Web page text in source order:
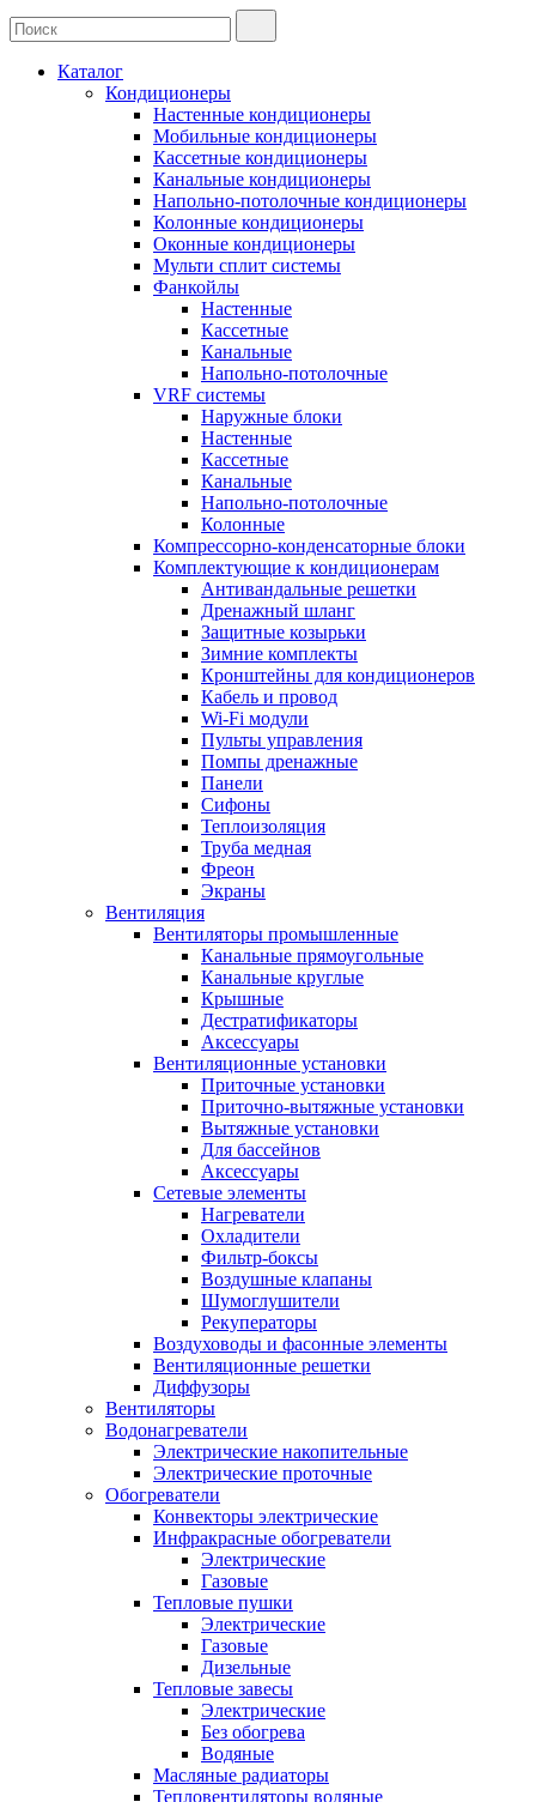
Каталог
Кондиционеры
Настенные кондиционеры
Мобильные кондиционеры
Кассетные кондиционеры
Канальные кондиционеры
Напольно-потолочные кондиционеры
Колонные кондиционеры
Оконные кондиционеры
Мульти сплит системы
Фанкойлы
Настенные
Кассетные
Канальные
Напольно-потолочные
VRF системы
Наружные блоки
Настенные
Кассетные
Канальные
Напольно-потолочные
Колонные
Компрессорно-конденсаторные блоки
Комплектующие к кондиционерам
Антивандальные решетки
Дренажный шланг
Защитные козырьки
Зимние комплекты
Кронштейны для кондиционеров
Кабель и провод
Wi-Fi модули
Пульты управления
Помпы дренажные
Панели
Сифоны
Теплоизоляция
Труба медная
Фреон
Экраны
Вентиляция
Вентиляторы промышленные
Канальные прямоугольные
Канальные круглые
Крышные
Дестратификаторы
Аксессуары
Вентиляционные установки
Приточные установки
Приточно-вытяжные установки
Вытяжные установки
Для бассейнов
Аксессуары
Сетевые элементы
Нагреватели
Охладители
Фильтр-боксы
Воздушные клапаны
Шумоглушители
Рекуператоры
Воздуховоды и фасонные элементы
Вентиляционные решетки
Диффузоры
Вентиляторы
Водонагреватели
Электрические накопительные
Электрические проточные
Обогреватели
Конвекторы электрические
Инфракрасные обогреватели
Электрические
Газовые
Тепловые пушки
Электрические
Газовые
Дизельные
Тепловые завесы
Электрические
Без обогрева
Водяные
Масляные радиаторы
Тепловентиляторы водяные